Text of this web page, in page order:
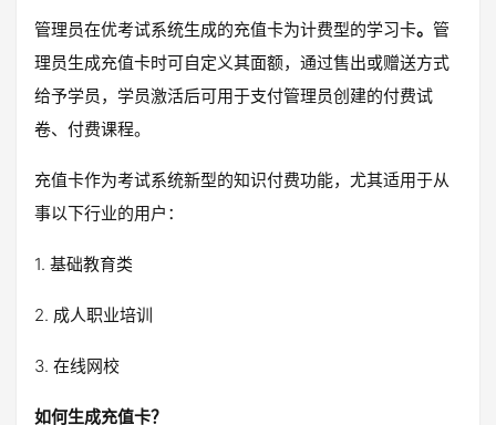
管理员在优考试系统生成的充值卡为计费型的学习卡。 管
理员生成充值卡时可自定义其面额，通过售出或赠送方式
给予学员，学员激活后可用于支付管理员创建的付费试
卷、付费课程。
充值卡作为考试系统新型的知识付费功能，尤其适用于从
事以下行业的用户：
1. 基础教育类
2. 成人职业培训
3. 在线网校
如何生成充值卡？